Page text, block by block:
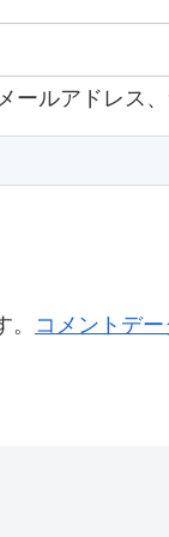
ルアドレス、
コメントデ